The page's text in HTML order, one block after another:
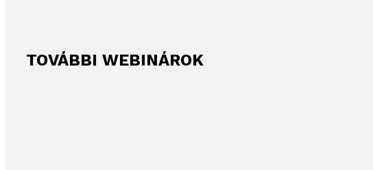
TOVÁBBI WEBINÁROK